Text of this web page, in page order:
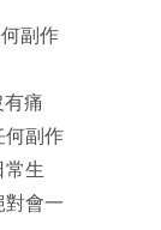
副作
痛
何副作
常生
對會一